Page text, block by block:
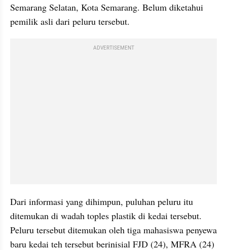
Semarang Selatan, Kota Semarang. Belum diketahui
pemilik asli dari peluru tersebut.
ADVERTISEMENT
Dari informasi yang dihimpun, puluhan peluru itu
ditemukan di wadah toples plastik di kedai tersebut.
Peluru tersebut ditemukan oleh tiga mahasiswa penyewa
baru kedai teh tersebut berinisial FJD (24), MFRA (24)